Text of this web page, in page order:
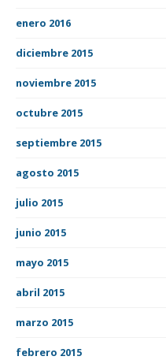
enero 2016
diciembre 2015
noviembre 2015
octubre 2015
septiembre 2015
agosto 2015
julio 2015
junio 2015
mayo 2015
abril 2015
marzo 2015
febrero 2015